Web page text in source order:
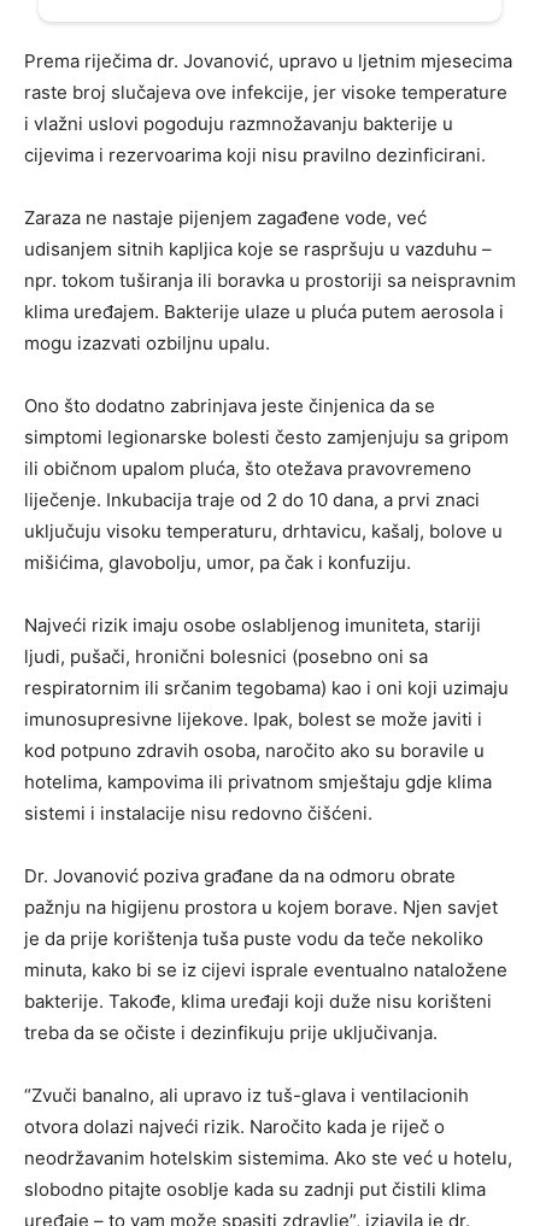
Prema riječima dr. Jovanović, upravo u ljetnim mjesecima
raste broj slučajeva ove infekcije, jer visoke temperature
i vlažni uslovi pogoduju razmnožavanju bakterije u
cijevima i rezervoarima koji nisu pravilno dezinficirani.
Zaraza ne nastaje pijenjem zagađene vode, već
udisanjem sitnih kapljica koje se raspršuju u vazduhu –
npr. tokom tuširanja ili boravka u prostoriji sa neispravnim
klima uređajem. Bakterije ulaze u pluća putem aerosola i
mogu izazvati ozbiljnu upalu.
Ono što dodatno zabrinjava jeste činjenica da se
simptomi legionarske bolesti često zamjenjuju sa gripom
ili običnom upalom pluća, što otežava pravovremeno
liječenje. Inkubacija traje od 2 do 10 dana, a prvi znaci
uključuju visoku temperaturu, drhtavicu, kašalj, bolove u
mišićima, glavobolju, umor, pa čak i konfuziju.
Najveći rizik imaju osobe oslabljenog imuniteta, stariji
ljudi, pušači, hronični bolesnici (posebno oni sa
respiratornim ili srčanim tegobama) kao i oni koji uzimaju
imunosupresivne lijekove. Ipak, bolest se može javiti i
kod potpuno zdravih osoba, naročito ako su boravile u
hotelima, kampovima ili privatnom smještaju gdje klima
sistemi i instalacije nisu redovno čišćeni.
Dr. Jovanović poziva građane da na odmoru obrate
pažnju na higijenu prostora u kojem borave. Njen savjet
je da prije korištenja tuša puste vodu da teče nekoliko
minuta, kako bi se iz cijevi isprale eventualno nataložene
bakterije. Takođe, klima uređaji koji duže nisu korišteni
treba da se očiste i dezinfikuju prije uključivanja.
“Zvuči banalno, ali upravo iz tuš-glava i ventilacionih
otvora dolazi najveći rizik. Naročito kada je riječ o
neodržavanim hotelskim sistemima. Ako ste već u hotelu,
slobodno pitajte osoblje kada su zadnji put čistili klima
uređaje – to vam može spasiti zdravlje”, izjavila je dr.